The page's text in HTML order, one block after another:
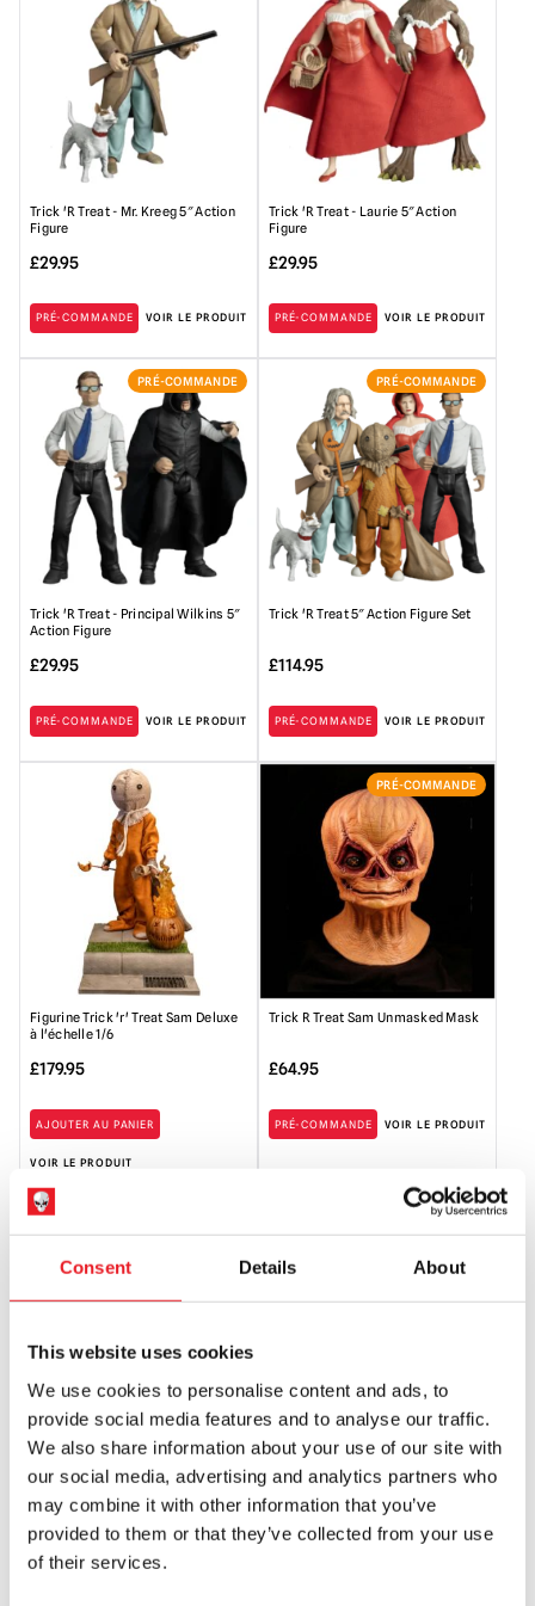
Consent Details About
This website uses cookies
We use cookies to personalise content and ads, to
provide social media features and to analyse our traffic.
We also share information about your use of our site with
our social media, advertising and analytics partners who
may combine it with other information that you’ve
provided to them or that they’ve collected from your use
of their services.
Trick 'R Treat - Mr. Kreeg 5″ Action
Figure
£29.95
PRÉ-COMMANDE VOIR LE PRODUIT
Trick 'R Treat - Laurie 5″ Action
Figure
£29.95
PRÉ-COMMANDE VOIR LE PRODUIT
PRÉ-COMMANDE
Trick 'R Treat - Principal Wilkins 5″
Action Figure
£29.95
PRÉ-COMMANDE VOIR LE PRODUIT
PRÉ-COMMANDE
Trick 'R Treat 5″ Action Figure Set
£114.95
PRÉ-COMMANDE VOIR LE PRODUIT
Figurine Trick 'r' Treat Sam Deluxe
à l'échelle 1/6
£179.95
AJOUTER AU PANIER
VOIR LE PRODUIT
PRÉ-COMMANDE
Trick R Treat Sam Unmasked Mask
£64.95
PRÉ-COMMANDE VOIR LE PRODUIT
Trick 'R Treat - Sam 5″ Action
Figure
£29.95
PRÉ-COMMANDE VOIR LE PRODUIT
Masque en toile de jute Trick r Treat
Sam
£64.95